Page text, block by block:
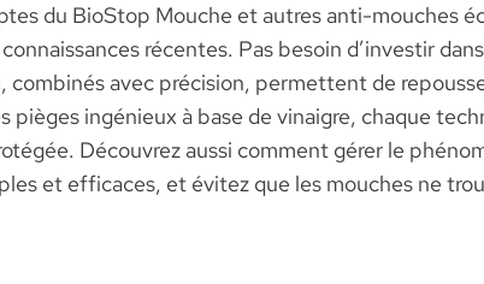
du BioStop Mouche et autres anti-mouches
récentes. Pas besoin d’investir
combinés avec précision, permettent de
pièges ingénieux à base de vinaigre, chaque
Découvrez aussi comment gérer le
et efficaces, et évitez que les mouches ne